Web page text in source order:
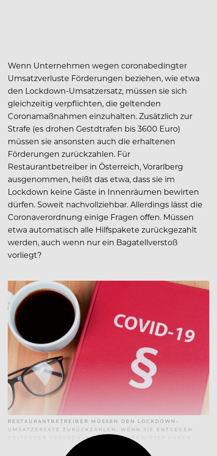
Wenn Unternehmen wegen coronabedingter
Umsatzverluste Förderungen beziehen, wie etwa
den Lockdown-Umsatzersatz, müssen sie sich
gleichzeitig verpflichten, die geltenden
Coronamaßnahmen einzuhalten. Zusätzlich zur
Strafe (es drohen Gestdtrafen bis 3600 Euro)
müssen sie ansonsten auch die erhaltenen
Förderungen zurückzahlen. Für
Restaurantbetreiber in Österreich, Vorarlberg
ausgenommen, heißt das etwa, dass sie im
Lockdown keine Gäste in Innenräumen bewirten
dürfen. Soweit nachvollziehbar. Allerdings lässt die
Coronaverordnung einige Fragen offen. Müssen
etwa automatisch alle Hilfspakete zurückgezahlt
werden, auch wenn nur ein Bagatellverstoß
vorliegt?
RESTAURANTBETREIBER MÜSSEN DEN LOCKDOWN-
UMSATZERSATZ ZURÜCKZAHLEN, WENN SIE ENTGEGEN
GELTENDER VERORDNUNGEN GÄSTE BEWIRTET HABEN